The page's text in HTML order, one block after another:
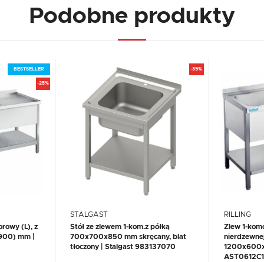
Podobne produkty
BESTSELLER
-25%
(L), z
mm |
-39%
STALGAST
Stół ze zlewem 1-kom.z półką
700x700x850 mm skręcany, blat
tłoczony | Stalgast 983137070
RILLING
Zlew 1-